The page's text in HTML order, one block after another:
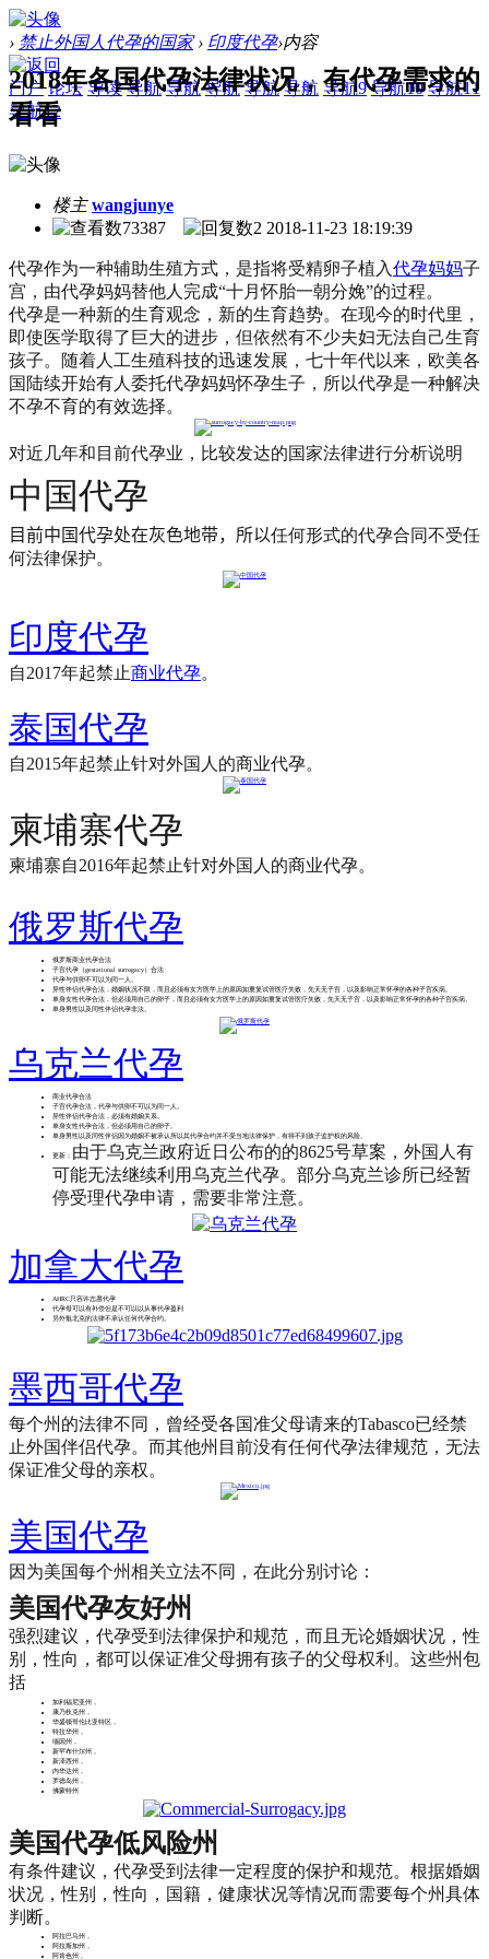
› 禁止外国人代孕的国家 › 印度代孕›内容
门户 论坛 导读 导航 导航 导航 导航 导航 导航9 导航10 导航11
导航12
2018年各国代孕法律状况，有代孕需求的
看看 ​
楼主 wangjunye
73387
2 2018-11-23 18:19:39
代孕作为一种辅助生殖方式， 是指将受精卵子植入代孕妈妈子
宫， 由代孕妈妈替他人完成“十月怀胎一朝分娩”的过程。​
代孕是一种新的生育观念，新的生育趋势。在现今的时代里，
即使医学取得了巨大的进步，但依然有不少夫妇无法自己生育
孩子。随着人工生殖科技的迅速发展，七十年代以来，欧美各
国陆续开始有人委托代孕妈妈怀孕生子，所以代孕是一种解决
不孕不育的有效选择。
对近几年和目前代孕业， 比较发达的国家法律进行分析说明
中国代孕
目前中国代孕处在灰色地带，所以任何形式的代孕合同不受任
何法律保护。
印度代孕
自2017年起禁止商业代孕。
泰国代孕
自2015年起禁止针对外国人的商业代孕。​
柬埔寨​代孕
柬埔寨自2016年起禁止针对外国人的商业代孕。​
俄罗斯代孕
俄罗斯商业代孕合法
子宫代孕（gestational surrogacy）合法
代孕与供卵不可以为同一人。
异性伴侣代孕合法，婚姻状况不限，而且必须有女方医学上的原因如重复试管医疗失败，先天无子宫，以及影响正常怀孕的各种子宫疾病。
单身女性代孕合法，但必须用自己的卵子，而且必须有女方医学上的原因如重复试管医疗失败，先天无子宫，以及影响正常怀孕的各种子宫疾病。
单身男性以及同性伴侣代孕非法。​
乌克兰代孕
商业代孕合法
子宫代孕合法，代孕与供卵不可以为同一人。
异性伴侣代孕合法，必须有婚姻关系。
单身女性代孕合法，但必须用自己的卵子。
单身男性以及同性伴侣因为婚姻不被承认所以其代孕合约并不受当地法律保护，有得不到孩子监护权的风险。
更新： 由于乌克兰政府近日公布的的8625号草案，外国人有
可能无法继续利用乌克兰代孕。部分乌克兰诊所已经暂
停受理代孕申请，需要非常注意。
加拿大代孕
AHRC只容许志愿代孕
代孕母可以有补偿但是不可以以从事代孕盈利
另外魁北克的法律不承认任何代孕合约。​
墨西哥代孕
每个州的法律不同，曾经受各国准父母请来的Tabasco已经禁
止外国伴侣代孕。而其他州目前没有任何代孕法律规范，无法
保证准父母的亲权。​
美国代孕
因为美国每个州相关立法不同，在此分别讨论：
美国代孕友好州
强烈建议，代孕受到法律保护和规范， 而且无论婚姻状况，性
别，性向，都可以保证准父母拥有孩子的父母权利。这些州包
括
加利福尼亚州，
康乃狄克州，
华盛顿哥伦比亚特区，
特拉华州，
缅因州，
新罕布什尔州，
新泽西州，
内华达州，
罗德岛州，
佛蒙特州
美国代孕低风险州
有条件建议，代孕受到法律一定程度的保护和规范。 根据婚姻
状况，性别，性向，国籍，健康状况等情况而需要每个州具体
判断。
阿拉巴马州，
阿拉斯加州，
阿肯色州，